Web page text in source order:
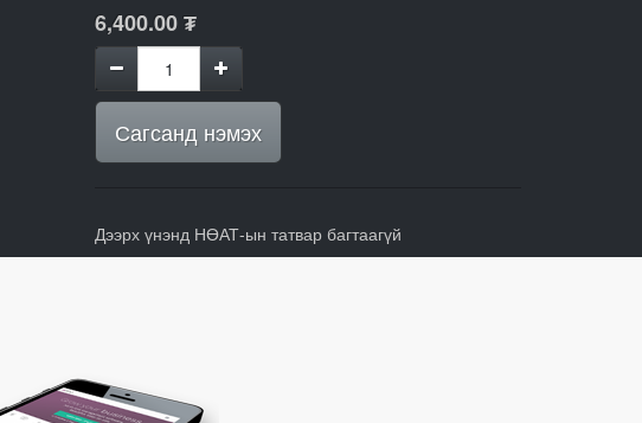
6,400.00₮
Сагсанд нэмэх
Дээрх үнэнд НӨАТ-ын татвар багтаагүй